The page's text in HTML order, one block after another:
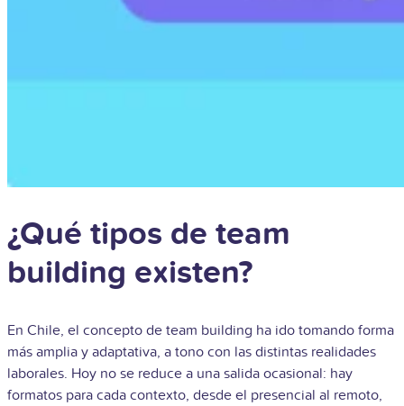
¿Qué tipos de team
building existen?
En Chile, el concepto de team building ha ido tomando forma
más amplia y adaptativa, a tono con las distintas realidades
laborales. Hoy no se reduce a una salida ocasional: hay
formatos para cada contexto, desde el presencial al remoto,